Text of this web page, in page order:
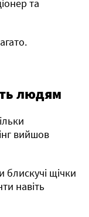
та
людям
вийшов
блискучі щічки
навіть